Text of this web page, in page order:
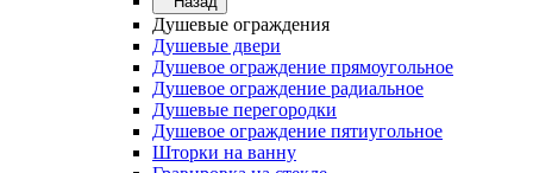
Душевые ограждения
Душевые двери
Душевое ограждение прямоугольное
Душевое ограждение радиальное
Душевые перегородки
Душевое ограждение пятиугольное
Шторки на ванну